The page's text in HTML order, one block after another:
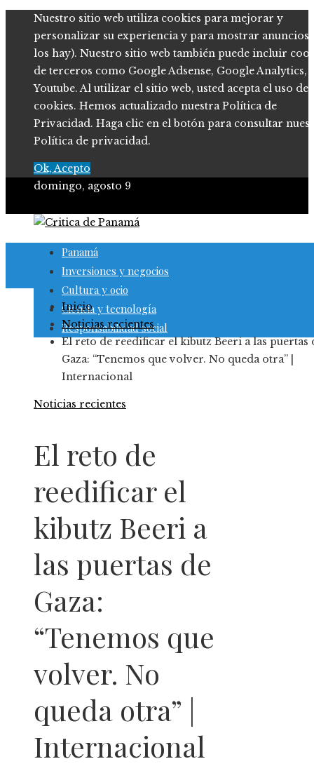
Nuestro sitio web utiliza cookies para mejorar y
personalizar su experiencia y para mostrar anuncios
los hay). Nuestro sitio web también puede incluir
de terceros como Google Adsense, Google Analytics,
Youtube. Al utilizar el sitio web, usted acepta el uso de
cookies. Hemos actualizado nuestra Política de
Privacidad. Haga clic en el botón para consultar
Política de privacidad.
Ok, Acepto
domingo, agosto 9
Panamá
Inversiones y negocios
Cultura y ocio
Ciencia y tecnología
Responsabilidad social
Inicio
Noticias recientes
El reto de reedificar el kibutz Beeri a las puertas
Gaza: “Tenemos que volver. No queda otra” |
Internacional
Noticias recientes
El reto de
reedificar el
kibutz Beeri a
las puertas de
Gaza:
“Tenemos que
volver. No
queda otra” |
Internacional